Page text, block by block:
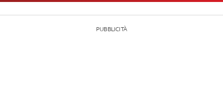
PUBBLICITÀ